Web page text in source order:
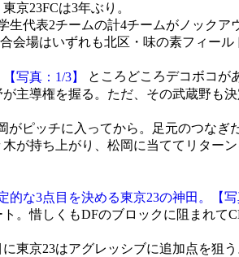
京23FCは3年ぶり。
代表2チームの計4チームがノック
会場はいずれも北区・味の素フィール
ところどころデコボコが
主導権を握る。ただ、その武蔵野も
がピッチに入ってから。足元のつな
が持ち上がり、松岡に当ててリター
。惜しくもDFのブロックに阻まれ
東京23はアグレッシブに追加点を狙